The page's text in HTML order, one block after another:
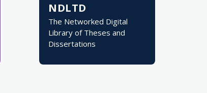
NDLTD
The Networked Digital
Library of Theses and
Dissertations